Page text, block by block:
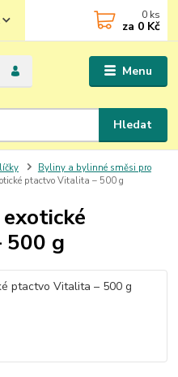
Menu
Hledat
0 ks
za 0 Kč
Byliny a bylinné směsi pro
ptactvo Vitalita – 500 g
g